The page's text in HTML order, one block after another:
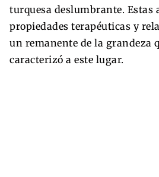
turquesa deslumbrante. Estas
propiedades terapéuticas y
un remanente de la grandeza
caracterizó a este lugar.